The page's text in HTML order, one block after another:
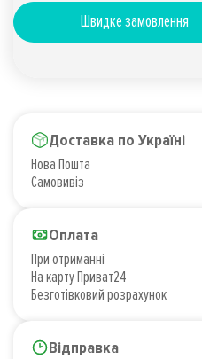
Швидке замовлення
Доставка по Україні
Нова Пошта
Самовивіз
Оплата
При отриманні
На карту Приват24
Безготівковий розрахунок
Відправка